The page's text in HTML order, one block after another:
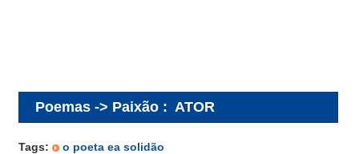
Poemas -> Paixão : ATOR
Tags: o poeta ea solidão